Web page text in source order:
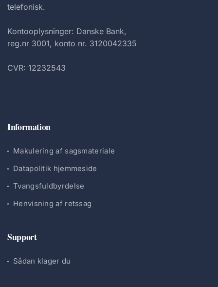
telefonisk.
Kontooplysninger: Danske Bank,
reg.nr 3001, konto nr. 3120042335
CVR: 12232543
Information
Makulering af sagsmateriale
Datapolitik hjemmeside
Tvangsfuldbyrdelse
Henvisning af retssag
Support
Sådan klager du